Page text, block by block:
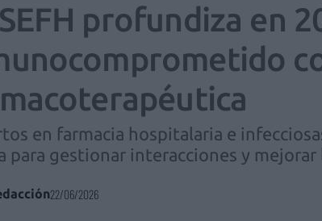
profundiza en
en farmacia hospitalaria e
para gestionar interacciones y
22/06/2026